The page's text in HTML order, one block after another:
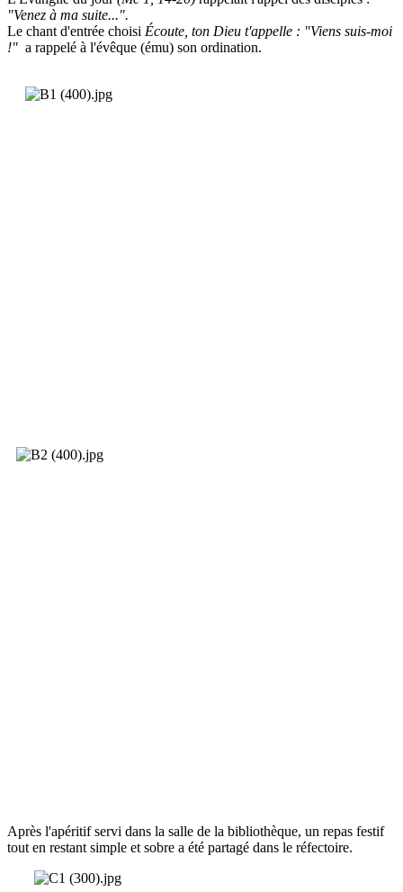
"Venez à ma suite...".
Le chant d'entrée choisi Écoute, ton Dieu t'appelle : "Viens suis-moi
!" a rappelé à l'évêque (ému) son ordination.
Après l'apéritif servi dans la salle de la bibliothèque, un repas festif
tout en restant simple et sobre a été partagé dans le réfectoire.